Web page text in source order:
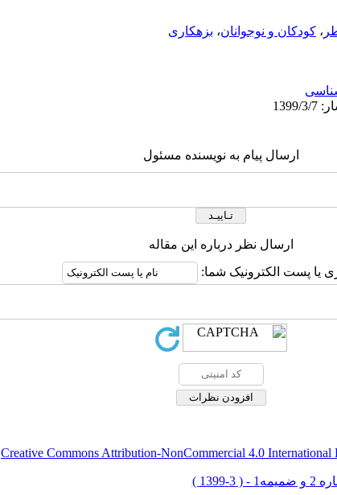
، کودکان و نوجوانان، بزهکاری
ارسال پیام به نویسنده مسئول
ارسال نظر درباره این مقاله
یا پست الکترونیک شما:
Creative Commons Attribution-NonCommercial 4.0 International